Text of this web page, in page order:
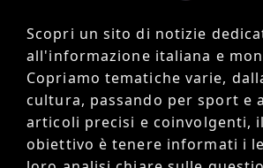
Scopri un sito di notizie
all'informazione italiana e
Copriamo tematiche varie,
cultura, passando per sport e
articoli precisi e coinvolgenti,
obiettivo è tenere informati i